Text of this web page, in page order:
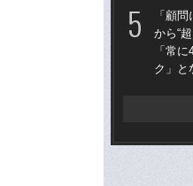
「顧
から“
「常
ク」と